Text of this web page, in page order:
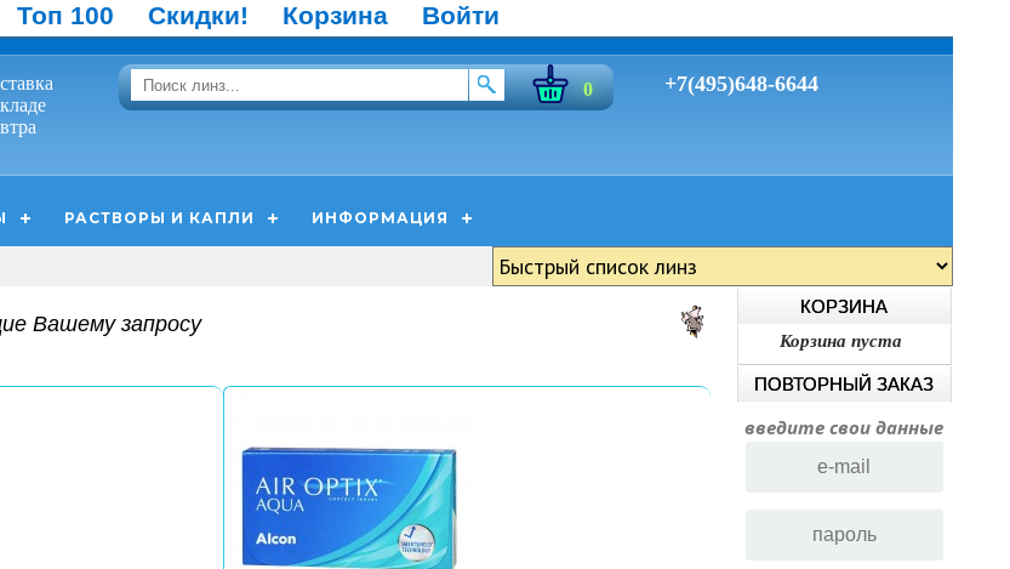
Топ 100 Скидки! Корзина Войти
0 +7(495)648-6644
РАСТВОРЫ И КАПЛИ ИНФОРМАЦИЯ
Вашему запросу
КОРЗИНА
Корзина пуста
ПОВТОРНЫЙ ЗАКАЗ
введите свои данные